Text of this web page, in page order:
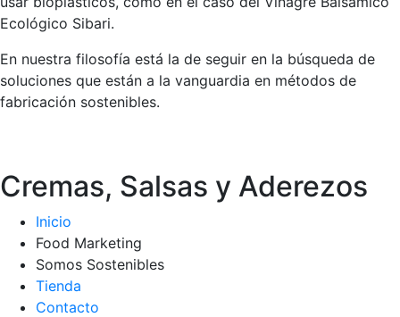
Ecológico Sibari.
En nuestra filosofía está la de seguir en la búsqueda de
soluciones que están a la vanguardia en métodos de
fabricación sostenibles.
Cremas, Salsas y Aderezos
Inicio
Food Marketing
Somos Sostenibles
Tienda
Contacto